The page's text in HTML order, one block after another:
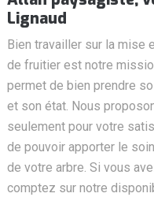
Lignaud
Bien travailler sur la mise
de fruitier est notre
permet de bien prendre
et son état. Nous
seulement pour votre
de pouvoir apporter le
de votre arbre. Si vous
comptez sur notre